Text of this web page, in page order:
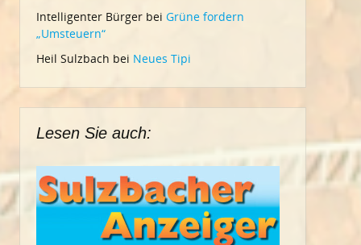
Intelligenter Bürger bei Grüne fordern
„Umsteuern“
Heil Sulzbach bei Neues Tipi
Lesen Sie auch: